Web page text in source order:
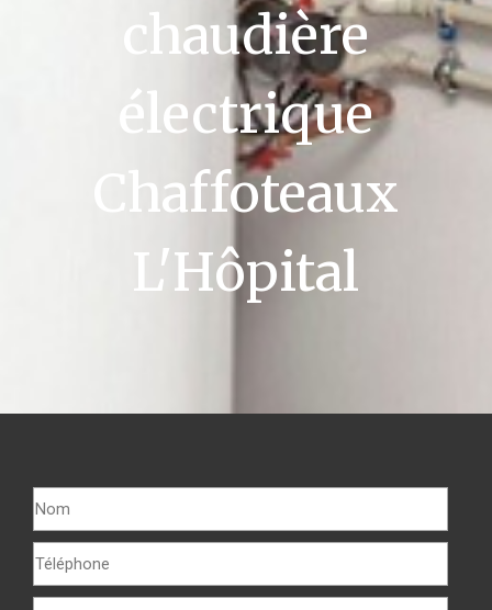
chaudière
électrique
Chaffoteaux
L'Hôpital